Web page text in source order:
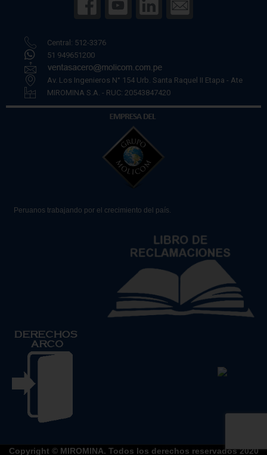
Central: 512-3376
51 949651200
Av. Los Ingenieros N° 154 Urb. Santa Raquel II Etapa - Ate
MIROMINA S.A. - RUC: 20543847420
Peruanos trabajando por el crecimiento del país.
Copyright © MIROMINA. Todos los derechos reservados 2020